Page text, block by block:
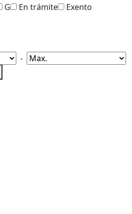
G En trámite
Exento
-